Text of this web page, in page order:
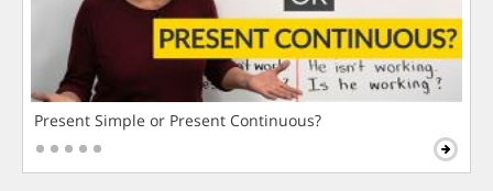
Present Simple or Present Continuous?